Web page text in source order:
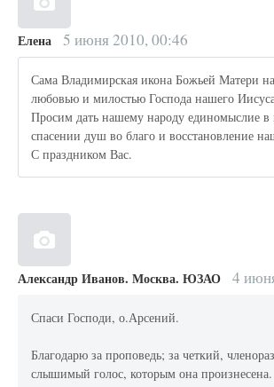
Елена 5 июня 2010, 00:46
Сама Владимирская икона Божьей Матери
любовью и милостью Господа нашего
Просим дать нашему народу единомыслие в
спасении душ во благо и восстановление
С праздником Вас.
Александр Иванов. Москва. ЮЗАО 4
Спаси Господи, о.Арсений.
Благодарю за проповедь; за четкий,
слышимый голос, которым она произнесена.